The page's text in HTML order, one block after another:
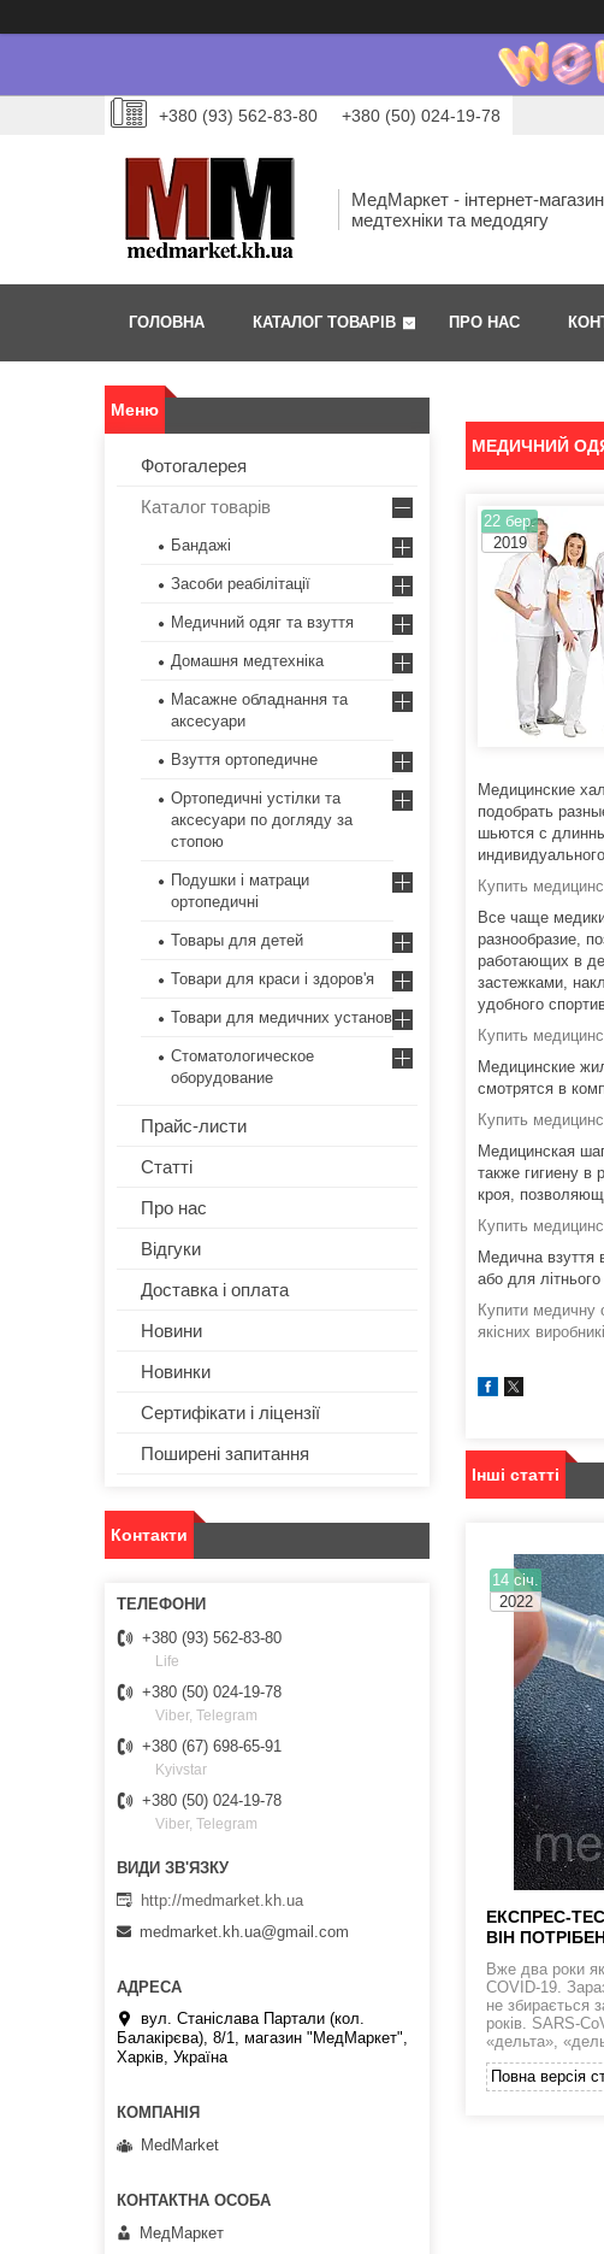
+380 (93) 562-83-80 +380 (50) 024-19-78
МедМаркет - інтернет-магазин
медтехніки та медодягу
ГОЛОВНА КАТАЛОГ ТОВАРІВ ПРО НАС
МЕДИЧНИЙ
22 бер.
2019
Медицинские
подобрать
шьются с
Купить
Все чаще
разнообразие,
работающих в
застежками,
удобного
Купить
Медицинские
смотрятся в
Купить
Медицинская
также гигиену в
кроя,
Купить
Медична взуття
або для
Купити медичну
якісних
Інші статті
14 січ.
2022
ЕКСПРЕС-
ВІН
Вже два роки
COVID-19.
не збирається
років. SARS-
«дельта»,
Повна версія
Фотогалерея
Каталог товарів
Бандажі
Засоби реабілітації
Медичний одяг та взуття
Домашня медтехніка
Масажне обладнання та
аксесуари
Взуття ортопедичне
Ортопедичні устілки та
аксесуари по догляду за
стопою
Подушки і матраци
ортопедичні
Товары для детей
Товари для краси і здоров'я
Товари для медичних установ
Стоматологическое
оборудование
Прайс-листи
Статті
Про нас
Відгуки
Доставка і оплата
Новини
Новинки
Сертифікати і ліцензії
Поширені запитання
Контакти
+380 (93) 562-83-80
Life
+380 (50) 024-19-78
Viber, Telegram
+380 (67) 698-65-91
Kyivstar
+380 (50) 024-19-78
Viber, Telegram
http://medmarket.kh.ua
medmarket.kh.ua@gmail.com
вул. Станіслава Партали (кол.
Балакірєва), 8/1, магазин "МедМаркет",
Харків, Україна
MedMarket
МедМаркет